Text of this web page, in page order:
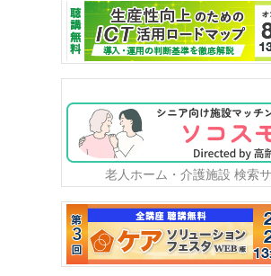
老人ホーム・介護施設 検索